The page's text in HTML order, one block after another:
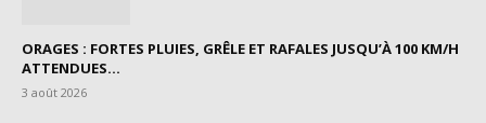
ORAGES : FORTES PLUIES, GRÊLE ET RAFALES JUSQU’À 100 KM/H
ATTENDUES...
3 août 2026